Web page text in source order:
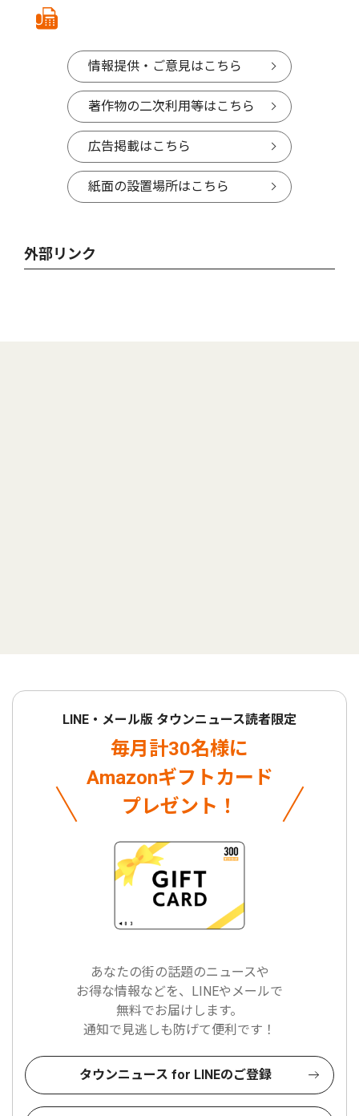
情報提供・ご意見はこちら
著作物の二次利用等はこちら
広告掲載はこちら
紙面の設置場所はこちら
外部リンク
LINE・メール版 タウンニュース読者限定
毎月計30名様に
Amazonギフトカード
プレゼント！
あなたの街の話題のニュースや
お得な情報などを、LINEやメールで
無料でお届けします。
通知で見逃しも防げて便利です！
タウンニュース for LINEのご登録